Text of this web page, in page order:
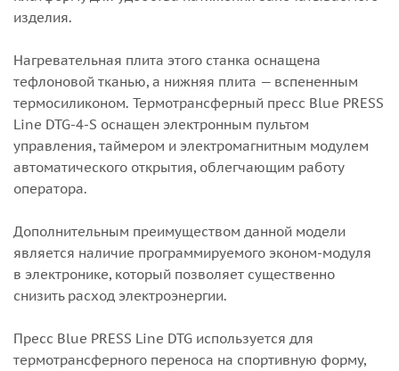
изделия.
Нагревательная плита этого станка оснащена
тефлоновой тканью, а нижняя плита — вспененным
термосиликоном. Термотрансферный пресс Blue PRESS
Line DTG-4-S оснащен электронным пультом
управления, таймером и электромагнитным модулем
автоматического открытия, облегчающим работу
оператора.
Дополнительным преимуществом данной модели
является наличие программируемого эконом-модуля
в электронике, который позволяет существенно
снизить расход электроэнергии.
Пресс Blue PRESS Line DTG используется для
термотрансферного переноса на спортивную форму,